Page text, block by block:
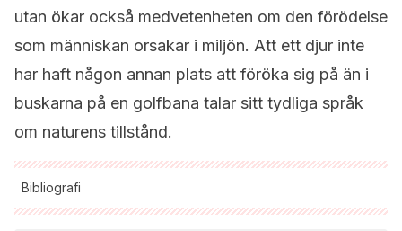
utan ökar också medvetenheten om den förödelse
som människan orsakar i miljön. Att ett djur inte
har haft någon annan plats att föröka sig på än i
buskarna på en golfbana talar sitt tydliga språk
om naturens tillstånd.
Bibliografi
Samtliga citerade källor har granskats noggrant av vårt team